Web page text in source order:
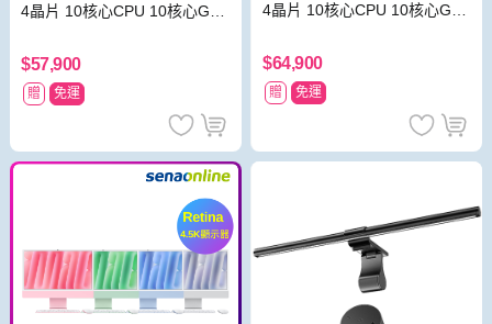
4晶片 10核心CPU 10核心GP
$57,900
贈 免運
4晶片 10核心CPU 10核心GP
$64,900
贈 免運